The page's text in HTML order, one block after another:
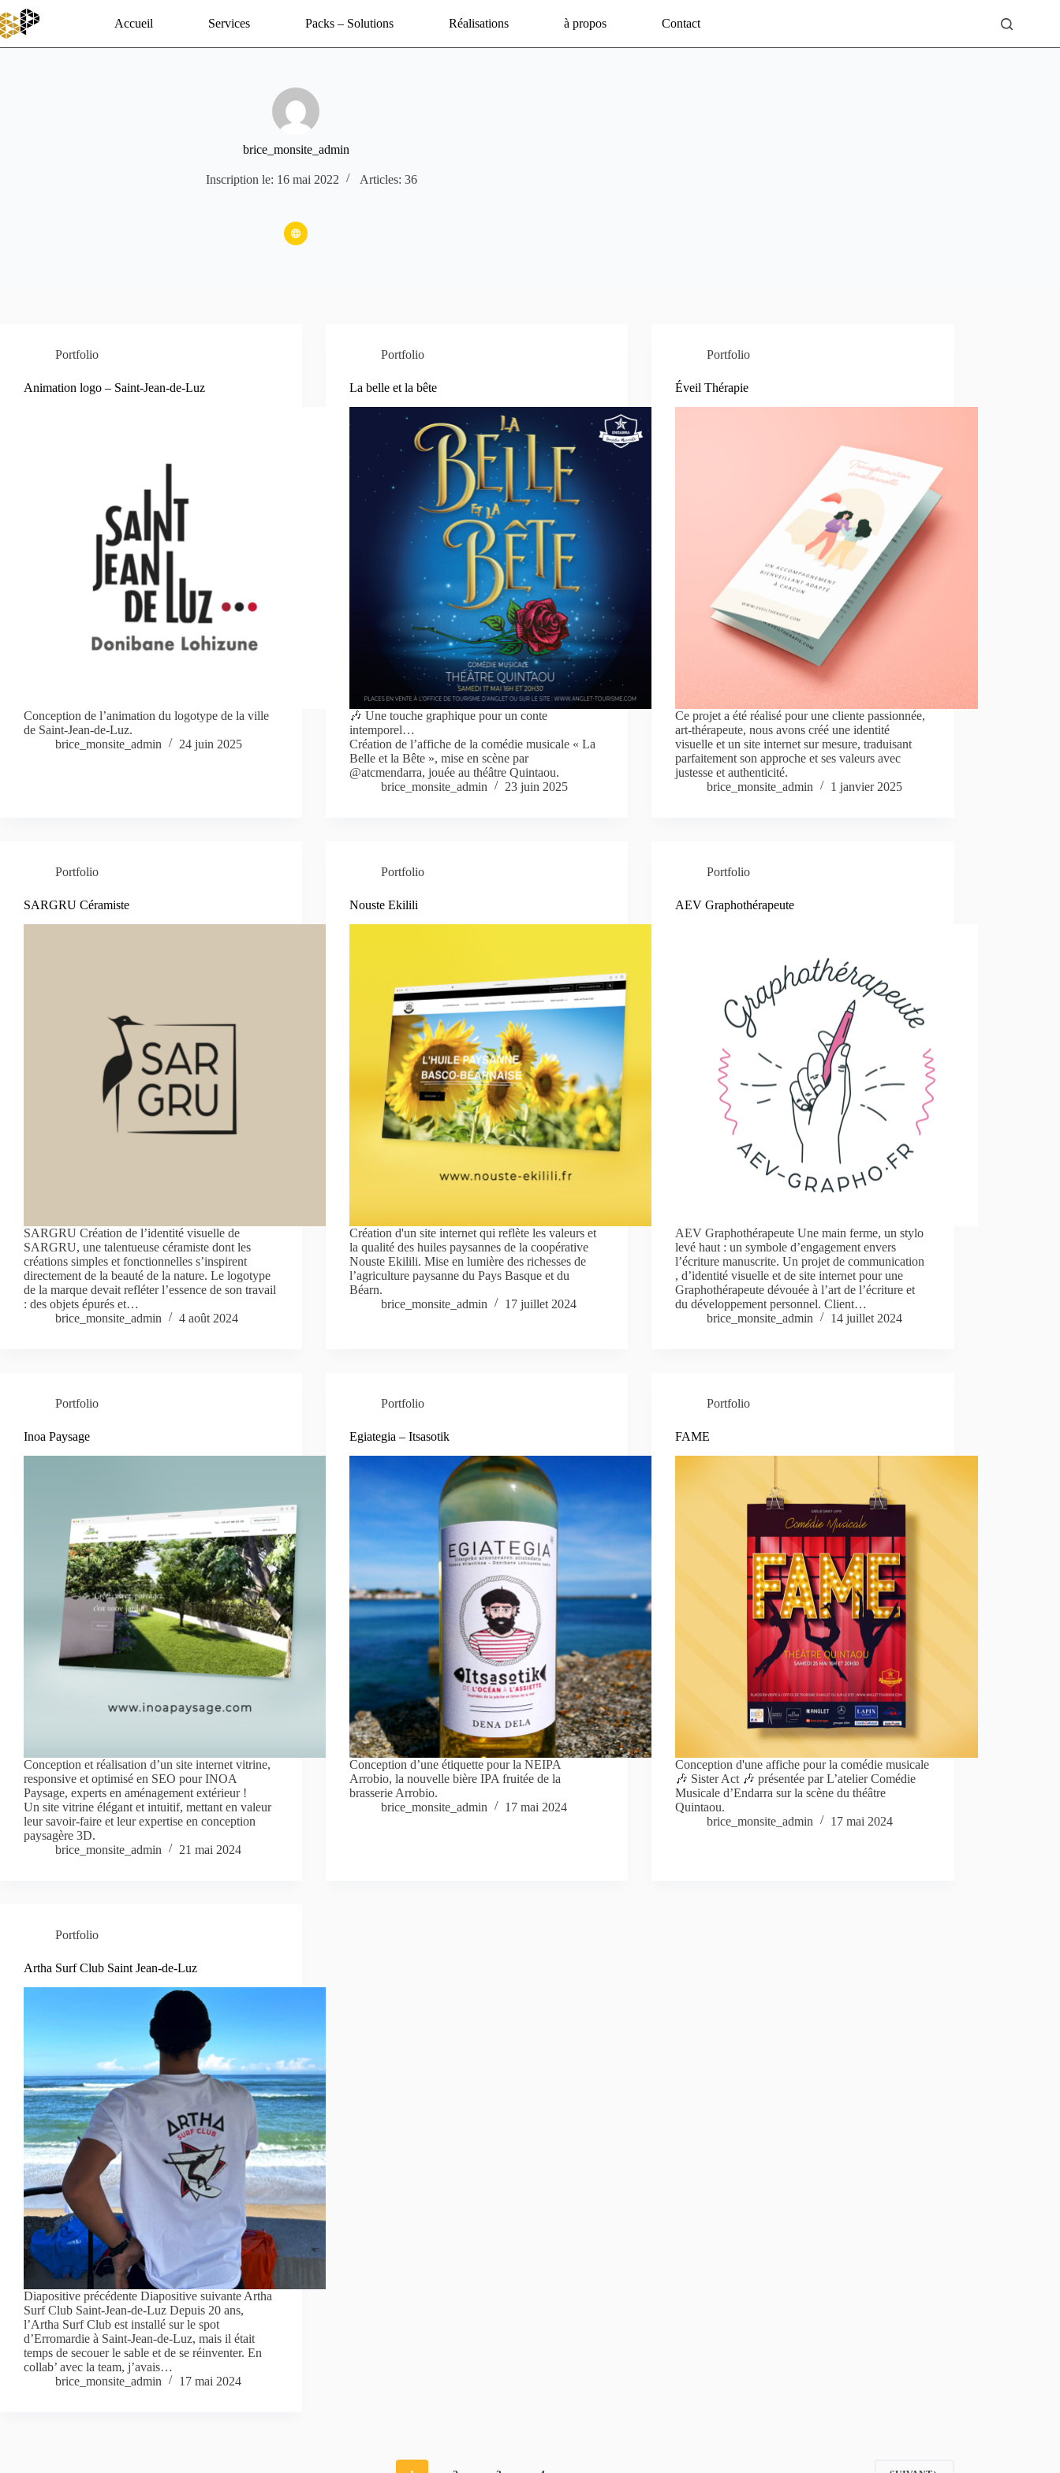
Passer
au
contenu
Accueil Services Packs – Solutions Réalisations à propos Contact
brice_monsite_admin
Inscription le: 16 mai 2022 Articles: 36
Portfolio
Animation logo – Saint-Jean-de-Luz
Conception de l’animation du logotype de la ville
de Saint-Jean-de-Luz.
brice_monsite_admin
24 juin 2025
Portfolio
La belle et la bête
🎶 Une touche graphique pour un conte
intemporel…
Création de l’affiche de la comédie musicale « La
Belle et la Bête », mise en scène par
@atcmendarra, jouée au théâtre Quintaou.
brice_monsite_admin
23 juin 2025
Portfolio
Éveil Thérapie
Ce projet a été réalisé pour une cliente passionnée,
art-thérapeute, nous avons créé une identité
visuelle et un site internet sur mesure, traduisant
parfaitement son approche et ses valeurs avec
justesse et authenticité.
brice_monsite_admin
1 janvier 2025
Portfolio
SARGRU Céramiste
SARGRU Création de l’identité visuelle de
SARGRU, une talentueuse céramiste dont les
créations simples et fonctionnelles s’inspirent
directement de la beauté de la nature. Le logotype
de la marque devait refléter l’essence de son travail
: des objets épurés et…
brice_monsite_admin
4 août 2024
Portfolio
Nouste Ekilili
Création d'un site internet qui reflète les valeurs et
la qualité des huiles paysannes de la coopérative
Nouste Ekilili. Mise en lumière des richesses de
l’agriculture paysanne du Pays Basque et du
Béarn.
brice_monsite_admin
17 juillet 2024
Portfolio
AEV Graphothérapeute
AEV Graphothérapeute Une main ferme, un stylo
levé haut : un symbole d’engagement envers
l’écriture manuscrite. Un projet de communication
, d’identité visuelle et de site internet pour une
Graphothérapeute dévouée à l’art de l’écriture et
du développement personnel. Client…
brice_monsite_admin
14 juillet 2024
Portfolio
Inoa Paysage
Conception et réalisation d’un site internet vitrine,
responsive et optimisé en SEO pour INOA
Paysage, experts en aménagement extérieur !
Un site vitrine élégant et intuitif, mettant en valeur
leur savoir-faire et leur expertise en conception
paysagère 3D.
brice_monsite_admin
21 mai 2024
Portfolio
Egiategia – Itsasotik
Conception d’une étiquette pour la NEIPA
Arrobio, la nouvelle bière IPA fruitée de la
brasserie Arrobio.
brice_monsite_admin
17 mai 2024
Portfolio
FAME
Conception d'une affiche pour la comédie musicale
🎶 Sister Act 🎶 présentée par L’atelier Comédie
Musicale d’Endarra sur la scène du théâtre
Quintaou.
brice_monsite_admin
17 mai 2024
Portfolio
Artha Surf Club Saint Jean-de-Luz
Diapositive précédente Diapositive suivante Artha
Surf Club Saint-Jean-de-Luz Depuis 20 ans,
l’Artha Surf Club est installé sur le spot
d’Erromardie à Saint-Jean-de-Luz, mais il était
temps de secouer le sable et de se réinventer. En
collab’ avec la team, j’avais…
brice_monsite_admin
17 mai 2024